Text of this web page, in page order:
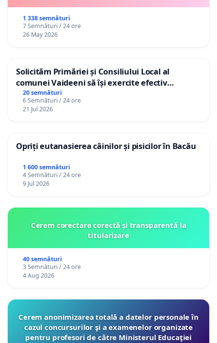
1 338 semnături
7 Semnături / 24 ore
26 May 2026
Solicităm Primăriei și Consiliului Local al
comunei Vaideeni să își exercite efectiv
atribuțiile legale și să reprezinte interesele
cetățenilor în raport cu APAVIL S.A, operatorul
serviciului de apă!
20 semnături
6 Semnături / 24 ore
21 Jul 2026
Opriți eutanasierea câinilor și pisicilor în Bacău
1 600 semnături
4 Semnături / 24 ore
9 Jul 2026
Cerem corectare corectă și transparentă la
titularizare
40 semnături
3 Semnături / 24 ore
4 Aug 2026
Cerem anonimizarea totală a datelor personale în
cazul concursurilor şi a examenelor organizate
pentru profesori de către Ministerul Educaţiei